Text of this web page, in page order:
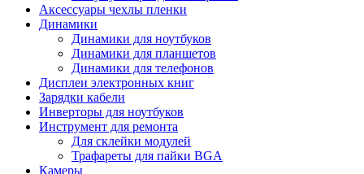
Аксессуары чехлы пленки
Динамики
Динамики для ноутбуков
Динамики для планшетов
Динамики для телефонов
Дисплеи электронных книг
Зарядки кабели
Инверторы для ноутбуков
Инструмент для ремонта
Для склейки модулей
Трафареты для пайки BGA
Камеры